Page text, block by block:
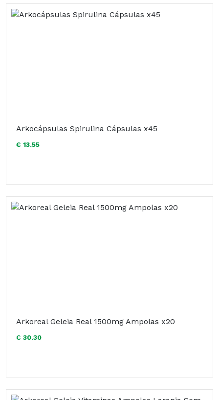
Arkocápsulas Spirulina Cápsulas x45
€ 13.55
Arkoreal Geleia Real 1500mg Ampolas x20
€ 30.30